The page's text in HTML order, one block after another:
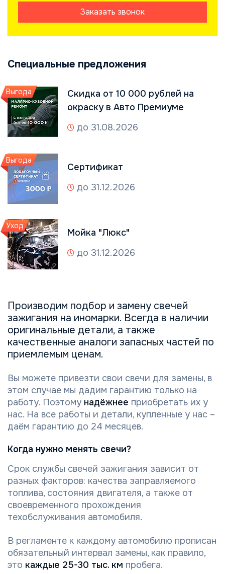
Производим подбор и замену свечей
зажигания на иномарки. Всегда в наличии
оригинальные детали, а также
качественные аналоги запасных частей по
приемлемым ценам.
Вы можете привезти свои свечи для замены, в
этом случае мы дадим гарантию только на
работу. Поэтому надёжнее приобретать их у
нас. На все работы и детали, купленные у нас –
даём гарантию до 24 месяцев.
Когда нужно менять свечи?
Срок службы свечей зажигания зависит от
разных факторов: качества заправляемого
топлива, состояния двигателя, а также от
своевременного прохождения
техобслуживания автомобиля.
В регламенте к каждому автомобилю прописан
обязательный интервал замены, как правило,
это каждые 25-30 тыс. км пробега.
Заказать звонок
Специальные предложения
Выгода
Скидка от 10 000 рублей на
окраску в Авто Премиуме
до 31.08.2026
Выгода
Сертификат
до 31.12.2026
Уход
Мойка "Люкс"
до 31.12.2026